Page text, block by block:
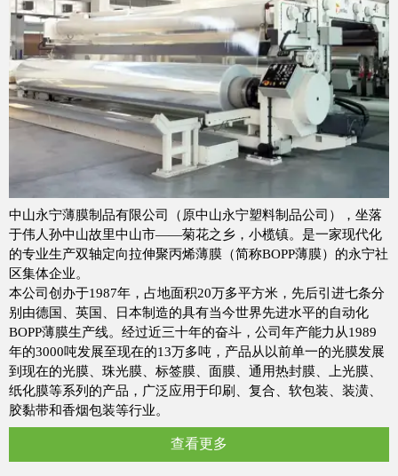
中山永宁薄膜制品有限公司（原中山永宁塑料制品公司），坐落
于伟人孙中山故里中山市——菊花之乡，小榄镇。是一家现代化
的专业生产双轴定向拉伸聚丙烯薄膜（简称BOPP薄膜）的永宁社
区集体企业。
本公司创办于1987年，占地面积20万多平方米，先后引进七条分
别由德国、英国、日本制造的具有当今世界先进水平的自动化
BOPP薄膜生产线。经过近三十年的奋斗，公司年产能力从1989
年的3000吨发展至现在的13万多吨，产品从以前单一的光膜发展
到现在的光膜、珠光膜、标签膜、面膜、通用热封膜、上光膜、
纸化膜等系列的产品，广泛应用于印刷、复合、软包装、装潢、
胶黏带和香烟包装等行业。
查看更多